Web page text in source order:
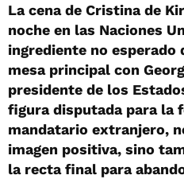
La cena de Cristina de
noche en las Naciones
ingrediente no esperado
mesa principal con
presidente de los
figura disputada para la
mandatario extranjero,
imagen positiva, sino
la recta final para